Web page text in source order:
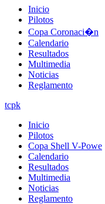
Inicio
Pilotos
Copa Coronaci�n
Calendario
Resultados
Multimedia
Noticias
Reglamento
tcpk
Inicio
Pilotos
Copa Shell V-Powe
Calendario
Resultados
Multimedia
Noticias
Reglamento